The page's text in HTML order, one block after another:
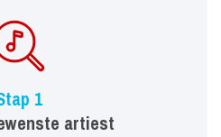
1
artiest